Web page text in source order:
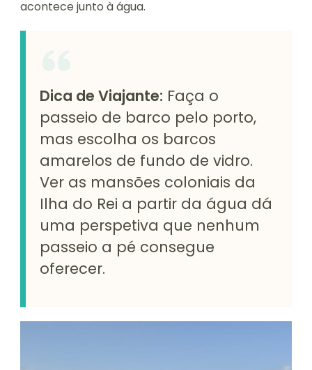
acontece junto à água.
Dica de Viajante: Faça o
passeio de barco pelo porto,
mas escolha os barcos
amarelos de fundo de vidro.
Ver as mansões coloniais da
Ilha do Rei a partir da água dá
uma perspetiva que nenhum
passeio a pé consegue
oferecer.